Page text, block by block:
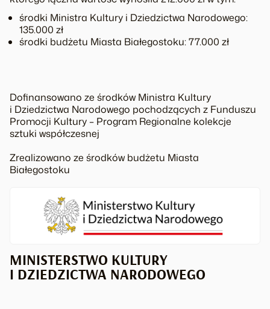
środki Ministra Kultury i Dziedzictwa Narodowego:
135.000 zł
środki budżetu Miasta Białegostoku: 77.000 zł
Dofinansowano ze środków Ministra Kultury
i Dziedzictwa Narodowego pochodzących z Funduszu
Promocji Kultury – Program Regionalne kolekcje
sztuki współczesnej
Zrealizowano ze środków budżetu Miasta
Białegostoku
MINISTERSTWO KULTURY
I DZIEDZICTWA NARODOWEGO